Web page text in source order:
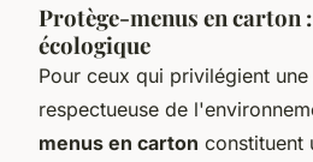
Protège-menus en carton
écologique
Pour ceux qui privilégient
respectueuse de
menus en carton constituent